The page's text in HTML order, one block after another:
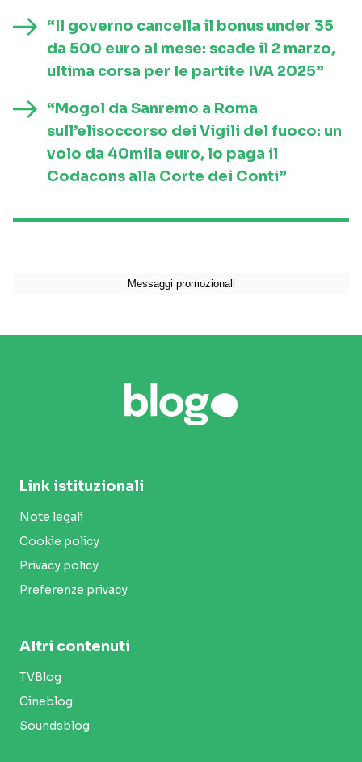
“Il governo cancella il bonus under 35
da 500 euro al mese: scade il 2 marzo,
ultima corsa per le partite IVA 2025”
“Mogol da Sanremo a Roma
sull’elisoccorso dei Vigili del fuoco: un
volo da 40mila euro, lo paga il
Codacons alla Corte dei Conti”
Link istituzionali
Note legali
Cookie policy
Privacy policy
Preferenze privacy
Altri contenuti
TVBlog
Cineblog
Soundsblog